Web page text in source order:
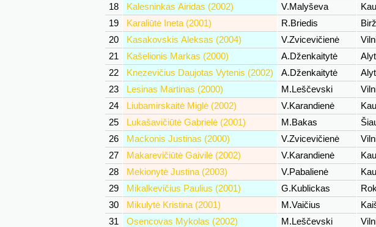
18
Kalesninkas Airidas (2002) V.Malyševa
19
Karaliūtė Ineta (2001) R.Briedis
20
Kasakovskis Aleksas (2004) V.Zvicevičienė
21
Kašelionis Markas (2000) A.Dženkaitytė
22
Knezevičius Daujotas Vytenis (2002) A.Dženkaitytė
23
Lesinas Martinas (2000) M.Leščevski
24
Liubamirskaitė Miglė (2002) V.Karandienė
25
Lukašavičiūtė Gabrielė (2001) M.Bakas
26
Mackonis Justinas (2000) V.Zvicevičienė
27
Makarevičiūtė Gaivilė (2002) V.Karandienė
28
Mekionytė Justina (2003) V.Pabalienė
29
Mikalkevičius Paulius (2001) G.Kublickas
30
Mikulytė Kristina (2001) M.Vaičius
31
Osencovas Mykolas (2002) M.Leščevski